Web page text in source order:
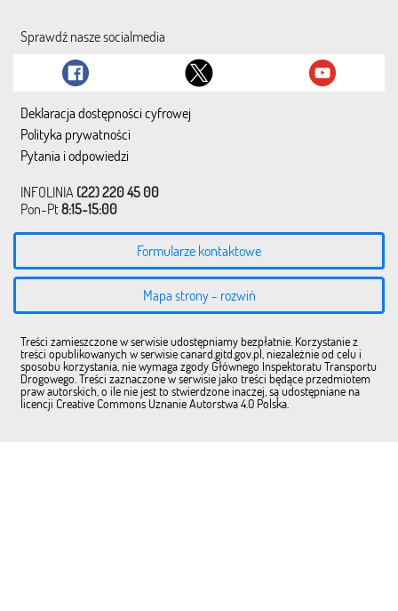
Sprawdź nasze socialmedia
Deklaracja dostępności cyfrowej
Polityka prywatności
Pytania i odpowiedzi
INFOLINIA (22) 220 45 00
Pon-Pt8:15-15:00
Formularze kontaktowe
Mapa strony - rozwiń
Treści zamieszczone w serwisie udostępniamy bezpłatnie. Korzystanie z
treści opublikowanych w serwisie canard.gitd.gov.pl, niezależnie od celu i
sposobu korzystania, nie wymaga zgody Głównego Inspektoratu Transportu
Drogowego. Treści zaznaczone w serwisie jako treści będące przedmiotem
praw autorskich, o ile nie jest to stwierdzone inaczej, są udostępniane na
licencji Creative Commons Uznanie Autorstwa 4.0 Polska.